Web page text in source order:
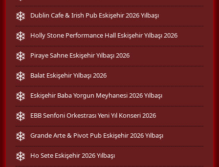
Dublin Cafe & Irish Pub Eskişehir 2026 Yılbaşı
Holly Stone Performance Hall Eskişehir Yılbaşı 2026
Piraye Sahne Eskişehir Yılbaşı 2026
Balat Eskişehir Yılbaşı 2026
Eskişehir Baba Yorgun Meyhanesi 2026 Yılbaşı
EBB Senfoni Orkestrası Yeni Yıl Konseri 2026
Grande Arte & Pivot Pub Eskişehir 2026 Yılbaşı
Ho Sete Eskişehir 2026 Yılbaşı